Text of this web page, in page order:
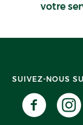
votre
SUIVEZ-NOUS